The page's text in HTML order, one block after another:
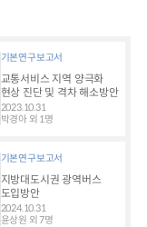
기본연구보고서
교통서비스 지역 양극화
현상 진단 및 격차 해소방안
2023.10.31
박경아 외 1명
기본연구보고서
지방대도시권 광역버스
도입방안
2024.10.31
윤상원 외 7명